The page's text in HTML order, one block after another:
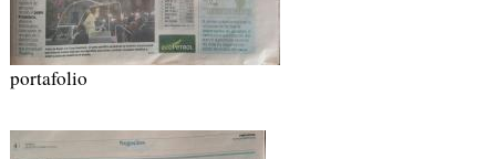
portafolio